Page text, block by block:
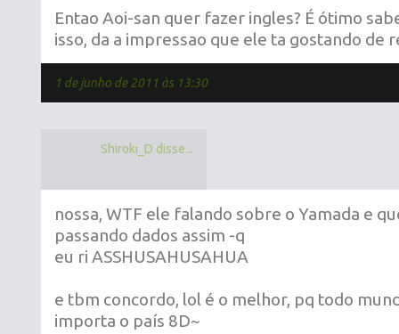
Entao Aoi-san quer fazer ingles? É ótimo
isso, da a impressao que ele ta gostando de
1 de junho de 2011 às 13:30
Shiroki_D disse...
nossa, WTF ele falando sobre o Yamada e
passando dados assim -q
eu ri ASSHUSAHUSAHUA
e tbm concordo, lol é o melhor, pq todo
importa o país 8D~